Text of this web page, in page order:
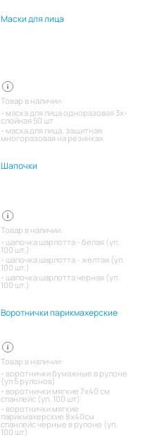
Маски для лица
Товар в наличии:
маска для лица одноразовая 3х-
слойная 50 шт
маска для лица, защитная
многоразовая на резинках
Шапочки
Товар в наличии:
шапочка шарлотта - белая (уп.
100 шт.)
шапочка шарлотта - желтая (уп.
100 шт.)
шапочка шарлотта черная (уп.
100 шт.)
Воротнички парикмахерские
Товар в наличии:
воротнички бумажные в рулоне
(уп 5 рулонов)
воротнички мягкие 7х40 см
спанлейс (уп. 100 шт)
воротнички мягкие
парикмахерские 8х40см
спанлейс черные в рулоне (уп.
100 шт)